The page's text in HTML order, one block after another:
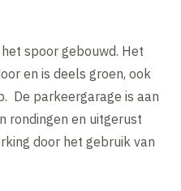
spoor gebouwd. Het
en is deels groen, ook
De parkeergarage is aan
rondingen en uitgerust
door het gebruik van